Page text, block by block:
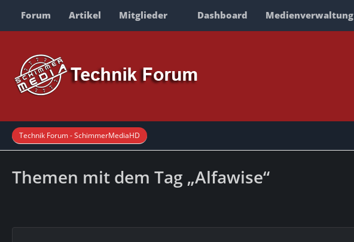
Forum Artikel Mitglieder Dashboard Medienverwaltung
Technik Forum - SchimmerMediaHD
Themen mit dem Tag „Alfawise“